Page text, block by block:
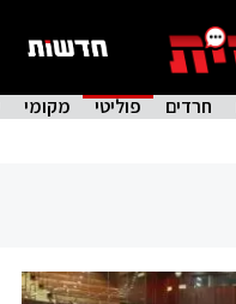
חרדים פוליטי מקומי